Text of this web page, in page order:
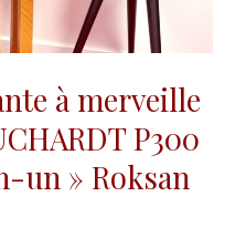
à merveille
P300
un » Roksan